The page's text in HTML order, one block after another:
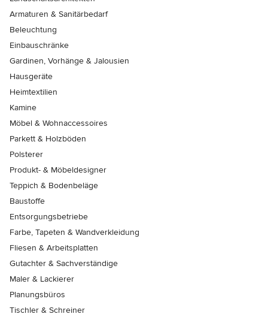
Armaturen & Sanitärbedarf
Beleuchtung
Einbauschränke
Gardinen, Vorhänge & Jalousien
Hausgeräte
Heimtextilien
Kamine
Möbel & Wohnaccessoires
Parkett & Holzböden
Polsterer
Produkt- & Möbeldesigner
Teppich & Bodenbeläge
Baustoffe
Entsorgungsbetriebe
Farbe, Tapeten & Wandverkleidung
Fliesen & Arbeitsplatten
Gutachter & Sachverständige
Maler & Lackierer
Planungsbüros
Tischler & Schreiner